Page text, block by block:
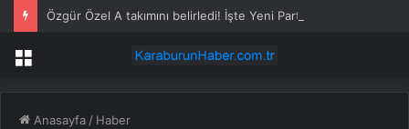
Özgür Özel A takımını belirledi! İşte Yeni Parti’nin MYK’sı
Menü
Anasayfa / Haber